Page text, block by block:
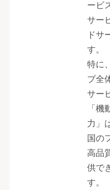
ービ
サー
ドサ
す。
特に
プ全
サー
「機
力」
国の
高品
供で
す。